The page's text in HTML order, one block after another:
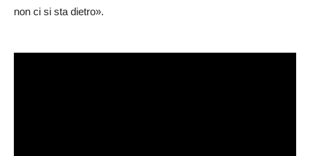
non ci si sta dietro».